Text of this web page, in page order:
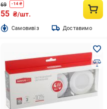
69 -14₴
55 ₴/шт.
Cамовивіз Доставимо